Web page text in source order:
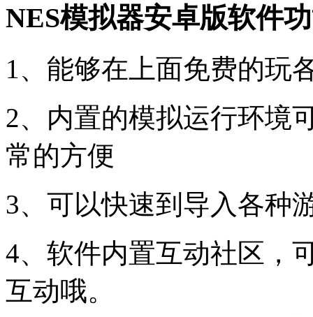
NES模拟器安卓版软件
1、能够在上面免费的玩
2、内置的模拟运行环境
常的方便
3、可以快速到导入各种
4、软件内置互动社区，
互动哦。